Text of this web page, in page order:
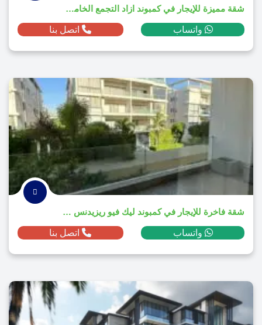
شقة مميزة للإيجار في كمبوند ازاد التجمع الخامس 2025
واتساب اتصل بنا
شقة فاخرة للإيجار في كمبوند ليك فيو ريزيدنس 2025
واتساب اتصل بنا